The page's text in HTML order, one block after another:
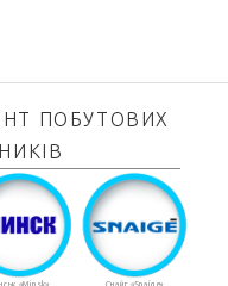
ПОБУТОВИХ
«Minsk» Снайг «Snaige»